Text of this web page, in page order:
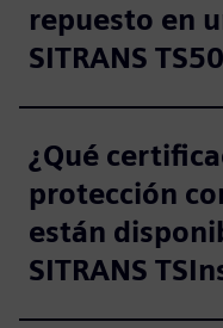
repuesto en
SITRANS
¿Qué
protección
están
SITRANS